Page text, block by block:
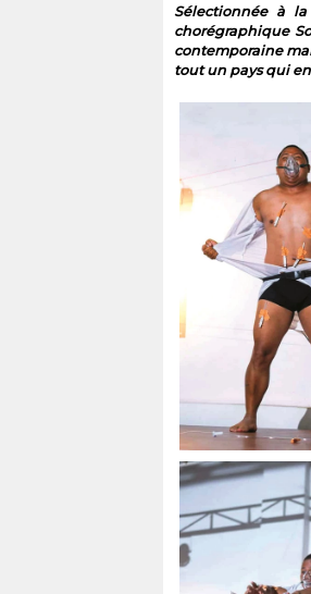
Sélectionnée à
chorégraphique
contemporaine
tout un pays qui